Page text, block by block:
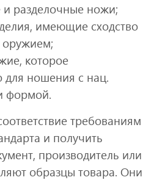
разделочные ножи;
имеющие сходство
оружием;
которое
для ношения с нац.
формой.
требованиям
и получить
производитель или
образцы товара. Они